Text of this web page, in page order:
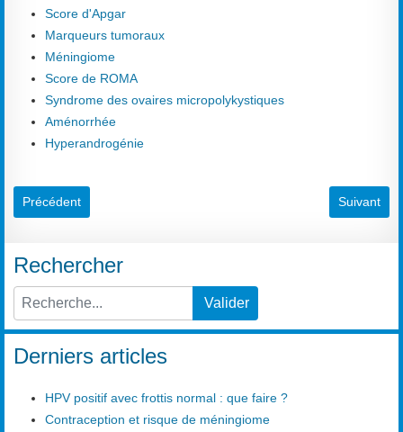
Score d'Apgar
Marqueurs tumoraux
Méningiome
Score de ROMA
Syndrome des ovaires micropolykystiques
Aménorrhée
Hyperandrogénie
Article précédent : Salpingite
Précédent Article
Suivant
Rechercher
Type 2 or more characters for results.
Valider
Derniers articles
HPV positif avec frottis normal : que faire ?
Contraception et risque de méningiome